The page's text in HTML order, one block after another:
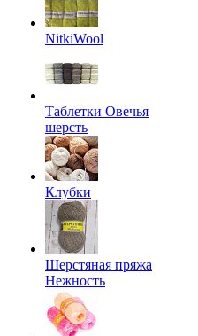
NitkiWool
Таблетки Овечья
шерсть
Клубки
Шерстяная пряжа
Нежность